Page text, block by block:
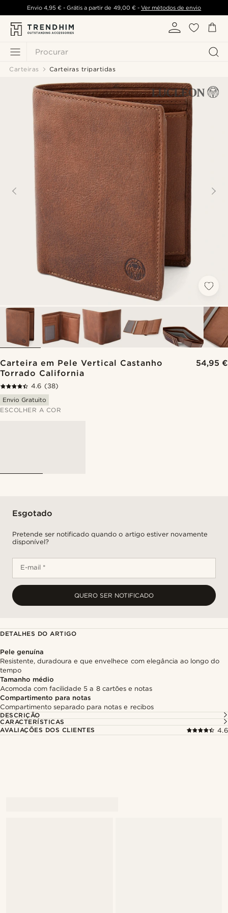
Procurar
Envio 4,95 €- Grátis a partir de 49,00 €- Ver métodos de envio
Carteiras Carteiras tripartidas
Carteira em Pele Vertical Castanho
Torrado California
54,95 €
4.6 (38)
Envio Gratuito
ESCOLHER A COR
Esgotado
Pretende ser notificado quando o artigo estiver novamente
disponível?
E-mail *
QUERO SER NOTIFICADO
DETALHES DO ARTIGO
Pele genuína
Resistente, duradoura e que envelhece com elegância ao longo do
tempo
Tamanho médio
Acomoda com facilidade 5 a 8 cartões e notas
Compartimento para notas
Compartimento separado para notas e recibos
DESCRIÇÃO
CARACTERÍSTICAS
AVALIAÇÕES DOS CLIENTES
4.6